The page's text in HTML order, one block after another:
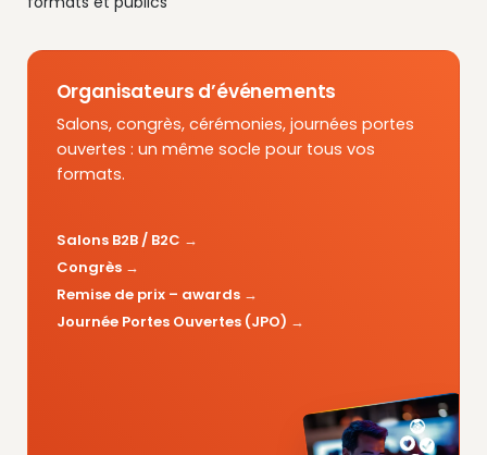
Organisateurs d’événements
Salons, congrès, cérémonies, journées portes
ouvertes : un même socle pour tous vos
formats.
Salons B2B / B2C
Congrès
Remise de prix – awards
Journée Portes Ouvertes (JPO)